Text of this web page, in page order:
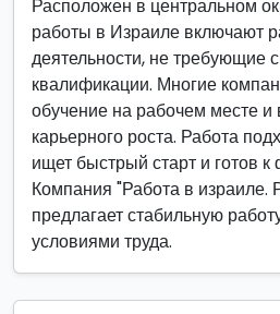
Расположен в центральном
работы в Израиле включают
деятельности, не требующие
квалификации. Многие
обучение на рабочем месте и
карьерного роста. Работа
ищет быстрый старт и готов к
Компания "Работа в израиле.
предлагает стабильную
условиями труда.